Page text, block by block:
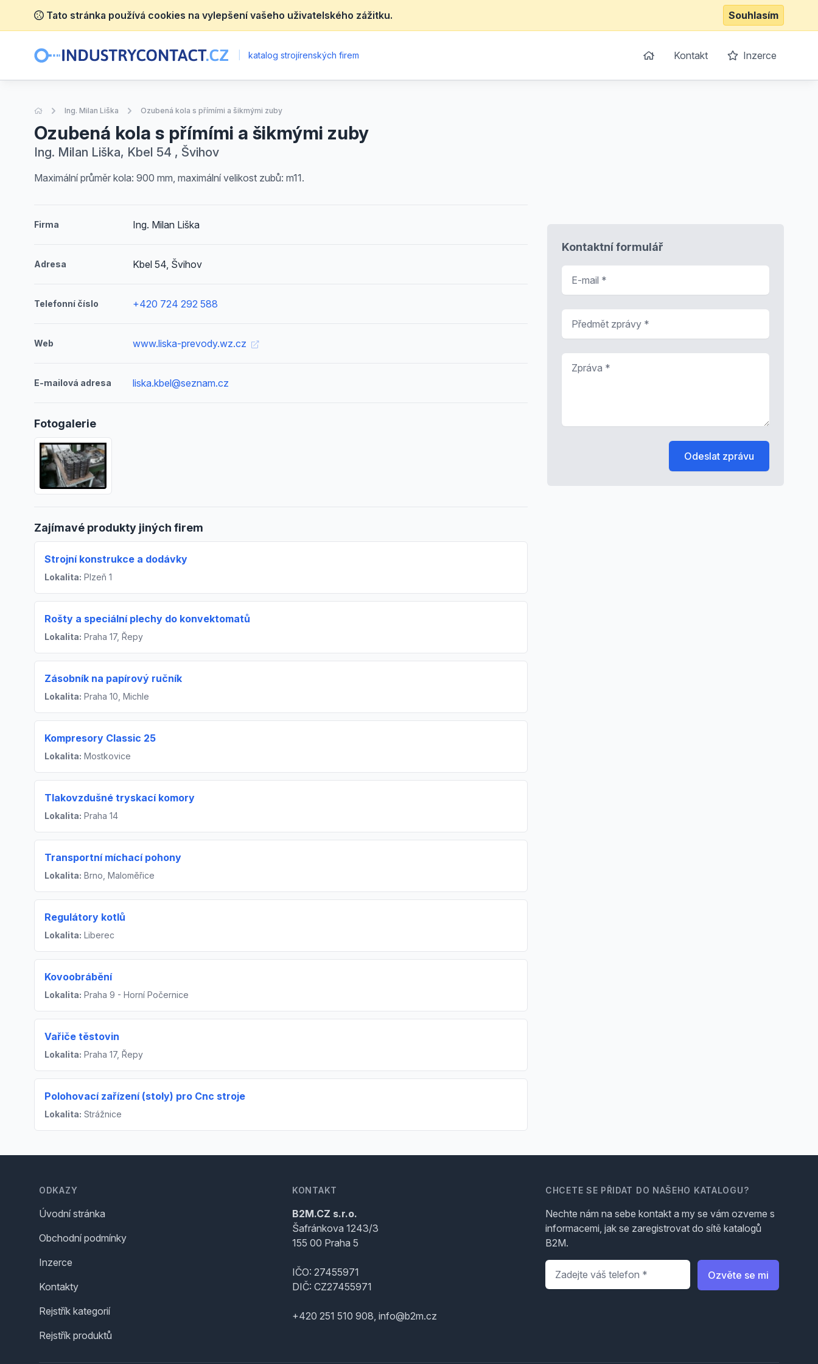
Tato stránka používá cookies na vylepšení vašeho uživatelského zážitku. Souhlasím
katalog strojírenských firem Kontakt Inzerce
Úvodní stránka
Ing. Milan Liška Ozubená kola s přímími a šikmými zuby
Ozubená kola s přímími a šikmými zuby
Ing. Milan Liška, Kbel 54 , Švihov
Maximální průměr kola: 900 mm, maximální velikost zubů: m11.
Firma Ing. Milan Liška
Adresa Kbel 54, Švihov
Telefonní číslo +420 724 292 588
Web www.liska-prevody.wz.cz
E-mailová adresa liska.kbel@seznam.cz
Fotogalerie
Zajímavé produkty jiných firem
Strojní konstrukce a dodávky
Lokalita: Plzeň 1
Rošty a speciální plechy do konvektomatů
Lokalita: Praha 17, Řepy
Zásobník na papírový ručník
Lokalita: Praha 10, Michle
Kompresory Classic 25
Lokalita: Mostkovice
Tlakovzdušné tryskací komory
Lokalita: Praha 14
Transportní míchací pohony
Lokalita: Brno, Maloměřice
Regulátory kotlů
Lokalita: Liberec
Kovoobrábění
Lokalita: Praha 9 - Horní Počernice
Vařiče těstovin
Lokalita: Praha 17, Řepy
Polohovací zařízení (stoly) pro Cnc stroje
Lokalita: Strážnice
Kontaktní formulář
Odeslat zprávu
ODKAZY
Úvodní stránka
Obchodní podmínky
Inzerce
Kontakty
Rejstřík kategorií
Rejstřík produktů
KONTAKT
B2M.CZ s.r.o.
Šafránkova 1243/3
155 00 Praha 5
IČO: 27455971
DIČ: CZ27455971
+420 251 510 908, info@b2m.cz
CHCETE SE PŘIDAT DO NAŠEHO KATALOGU?
Nechte nám na sebe kontakt a my se vám ozveme s
informacemi, jak se zaregistrovat do sítě katalogů
B2M.
Telefon
Ozvěte se mi